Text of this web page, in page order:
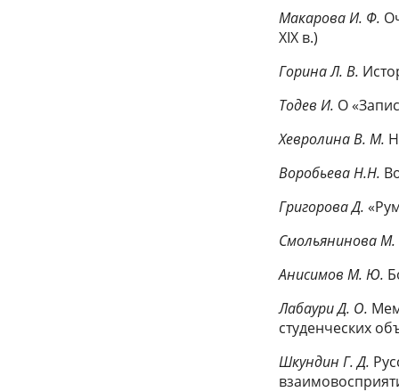
Макарова И. Ф.
XIX в.)
Горина Л. В.
Тодев И. О
Хевролина В. М.
Воробьева Н.Н.
Григорова Д.
Смольянинова М.
Анисимов М. Ю.
Лабаури Д. О.
студенческих
Шкундин Г. Д.